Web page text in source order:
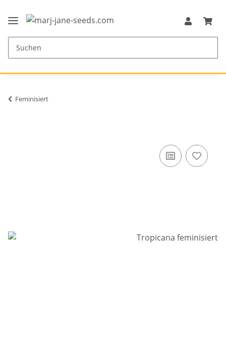
Feminisiert